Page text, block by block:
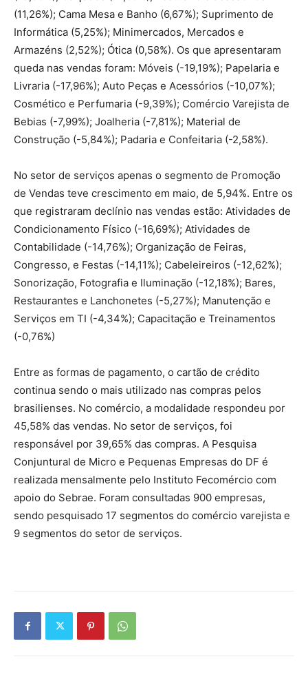
(11,26%); Cama Mesa e Banho (6,67%); Suprimento de
Informática (5,25%); Minimercados, Mercados e
Armazéns (2,52%); Ótica (0,58%). Os que apresentaram
queda nas vendas foram: Móveis (-19,19%); Papelaria e
Livraria (-17,96%); Auto Peças e Acessórios (-10,07%);
Cosmético e Perfumaria (-9,39%); Comércio Varejista de
Bebias (-7,99%); Joalheria (-7,81%); Material de
Construção (-5,84%); Padaria e Confeitaria (-2,58%).
No setor de serviços apenas o segmento de Promoção
de Vendas teve crescimento em maio, de 5,94%. Entre os
que registraram declínio nas vendas estão: Atividades de
Condicionamento Físico (-16,69%); Atividades de
Contabilidade (-14,76%); Organização de Feiras,
Congresso, e Festas (-14,11%); Cabeleireiros (-12,62%);
Sonorização, Fotografia e Iluminação (-12,18%); Bares,
Restaurantes e Lanchonetes (-5,27%); Manutenção e
Serviços em TI (-4,34%); Capacitação e Treinamentos
(-0,76%)
Entre as formas de pagamento, o cartão de crédito
continua sendo o mais utilizado nas compras pelos
brasilienses. No comércio, a modalidade respondeu por
45,58% das vendas. No setor de serviços, foi
responsável por 39,65% das compras. A Pesquisa
Conjuntural de Micro e Pequenas Empresas do DF é
realizada mensalmente pelo Instituto Fecomércio com
apoio do Sebrae. Foram consultadas 900 empresas,
sendo pesquisado 17 segmentos do comércio varejista e
9 segmentos do setor de serviços.